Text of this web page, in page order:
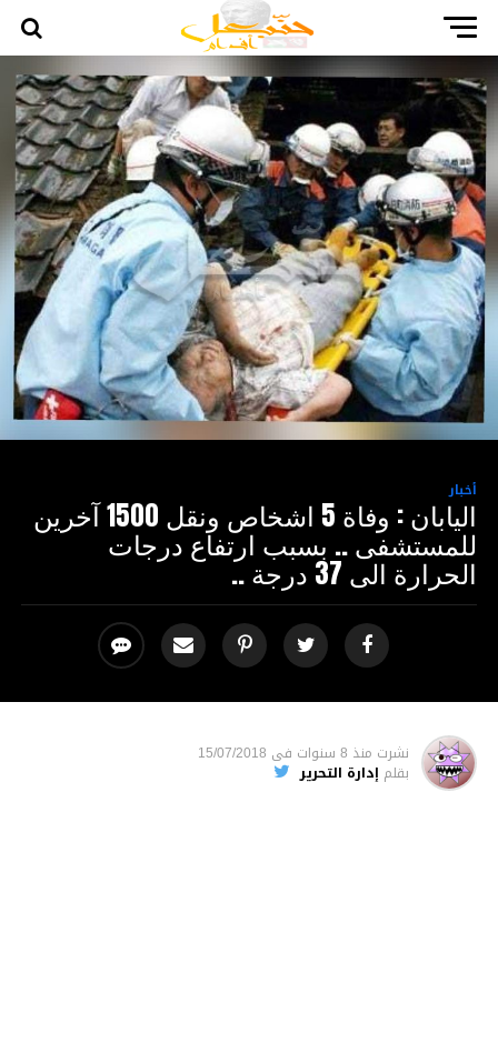
أخبار
اليابان : وفاة 5 اشخاص ونقل 1500 آخرين
للمستشفى .. بسبب ارتفاع درجات
الحرارة الى 37 درجة ..
نشرت منذ 8 سنوات فى 15/07/2018
بقلم إدارة التحرير